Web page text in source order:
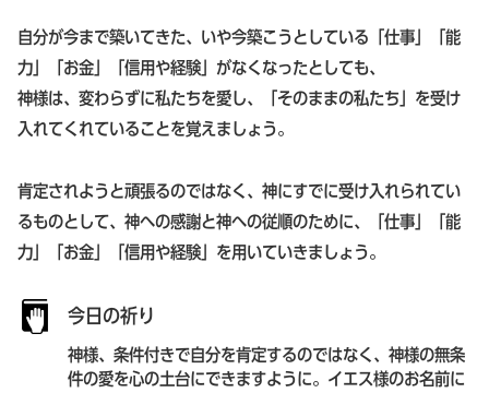
自分が今まで築いてきた、いや今築こうとしている「仕事」「能
力」「お金」「信用や経験」がなくなったとしても、
神様は、変わらずに私たちを愛し、「そのままの私たち」を受け
入れてくれていることを覚えましょう。
肯定されようと頑張るのではなく、神にすでに受け入れられてい
るものとして、神への感謝と神への従順のために、「仕事」「能
力」「お金」「信用や経験」を用いていきましょう。
今日の祈り
神様、条件付きで自分を肯定するのではなく、神様の無条
件の愛を心の土台にできますように。イエス様のお名前に